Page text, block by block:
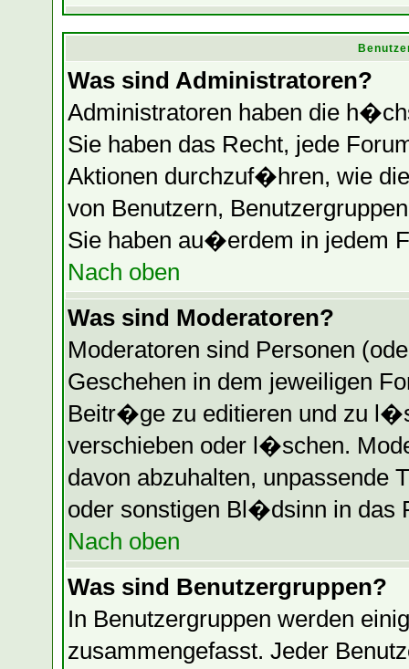
Was sind Administratoren?
Administratoren haben die
Sie haben das Recht, jede
Aktionen durchzuf�hren, wie
von Benutzern,
Sie haben au�erdem in jedem
Nach oben
Was sind Moderatoren?
Moderatoren sind Personen
Geschehen in dem jeweiligen
Beitr�ge zu editieren und zu
verschieben oder l�schen.
davon abzuhalten, unpassende
oder sonstigen Bl�dsinn in das
Nach oben
Was sind Benutzergruppen?
In Benutzergruppen werden
zusammengefasst. Jeder